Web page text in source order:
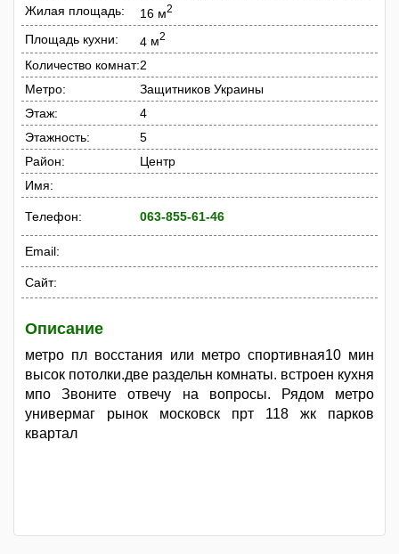
Жилая площадь: 16 м2
Площадь кухни: 4 м2
Количество комнат:2
Метро:
Защитников Украины
Этаж:
4
Этажность:
5
Район:
Центр
Имя:
Телефон: 063-855-61-46
Email:
Сайт:
Описание
метро пл восстания или метро спортивная10 мин
высок потолки.две раздельн комнаты. встроен кухня
мпо Звоните отвечу на вопросы. Рядом метро
универмаг рынок московск прт 118 жк парков
квартал